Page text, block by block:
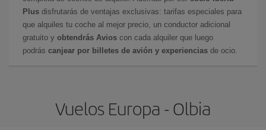
Plus disfrutarás de ventajas exclusivas: tarifas especiales para
que alquiles tu coche al mejor precio, un conductor adicional
gratuito y obtendrás Avios con cada alquiler que luego
podrás canjear por billetes de avión y experiencias de ocio.
Vuelos Europa - Olbia